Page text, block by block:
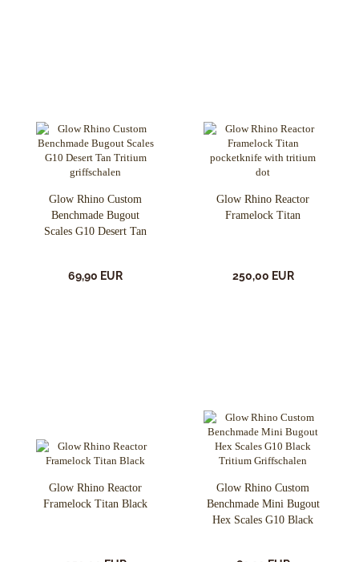
Glow Rhino Custom
Benchmade Bugout
Scales G10 Desert Tan
69,90 EUR
Glow Rhino Reactor
Framelock Titan
250,00 EUR
Glow Rhino Reactor
Framelock Titan Black
Glow Rhino Custom
Benchmade Mini Bugout
Hex Scales G10 Black